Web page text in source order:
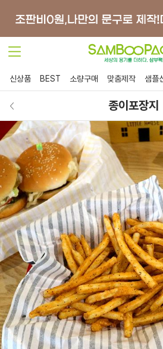
신상품 BEST 소량구매 맞춤제작 샘플
종이포장지